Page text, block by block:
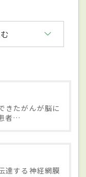
きたがんが脳に
者…
達する神経網膜